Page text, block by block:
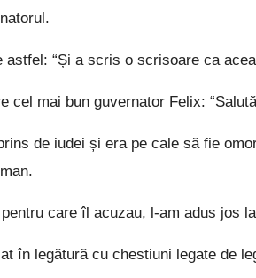
“Și a scris o scrisoare ca
cel mai bun guvernator Felix:
de iudei și era pe cale să fie
care îl acuzau, l-am adus jos
în legătură cu chestiuni legate de